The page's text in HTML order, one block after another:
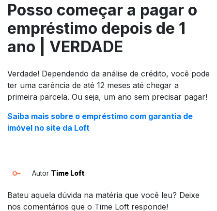
Posso começar a pagar o
empréstimo depois de 1
ano | VERDADE
Verdade! Dependendo da análise de crédito, você pode
ter uma carência de até 12 meses até chegar a
primeira parcela. Ou seja, um ano sem precisar pagar!
Saiba mais sobre o empréstimo com garantia de
imóvel no site da Loft
Autor Time Loft
Bateu aquela dúvida na matéria que você leu? Deixe
nos comentários que o Time Loft responde!